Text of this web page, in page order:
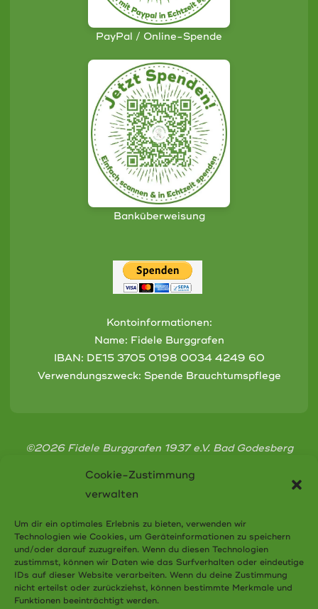
Cookie-Zustimmung
verwalten
Um dir ein optimales Erlebnis zu bieten, verwenden wir
Technologien wie Cookies, um Geräteinformationen zu speichern
und/oder darauf zuzugreifen. Wenn du diesen Technologien
zustimmst, können wir Daten wie das Surfverhalten oder eindeutige
IDs auf dieser Website verarbeiten. Wenn du deine Zustimmung
nicht erteilst oder zurückziehst, können bestimmte Merkmale und
Funktionen beeinträchtigt werden.
PayPal / Online-Spende
Banküberweisung
Kontoinformationen:
Name: Fidele Burggrafen
IBAN: DE15 3705 0198 0034 4249 60
Verwendungszweck: Spende Brauchtumspflege
©2026 Fidele Burggrafen 1937 e.V. Bad Godesberg
Cookie-Richtlinie (EU)
Datenschutzerklärung
Impressum